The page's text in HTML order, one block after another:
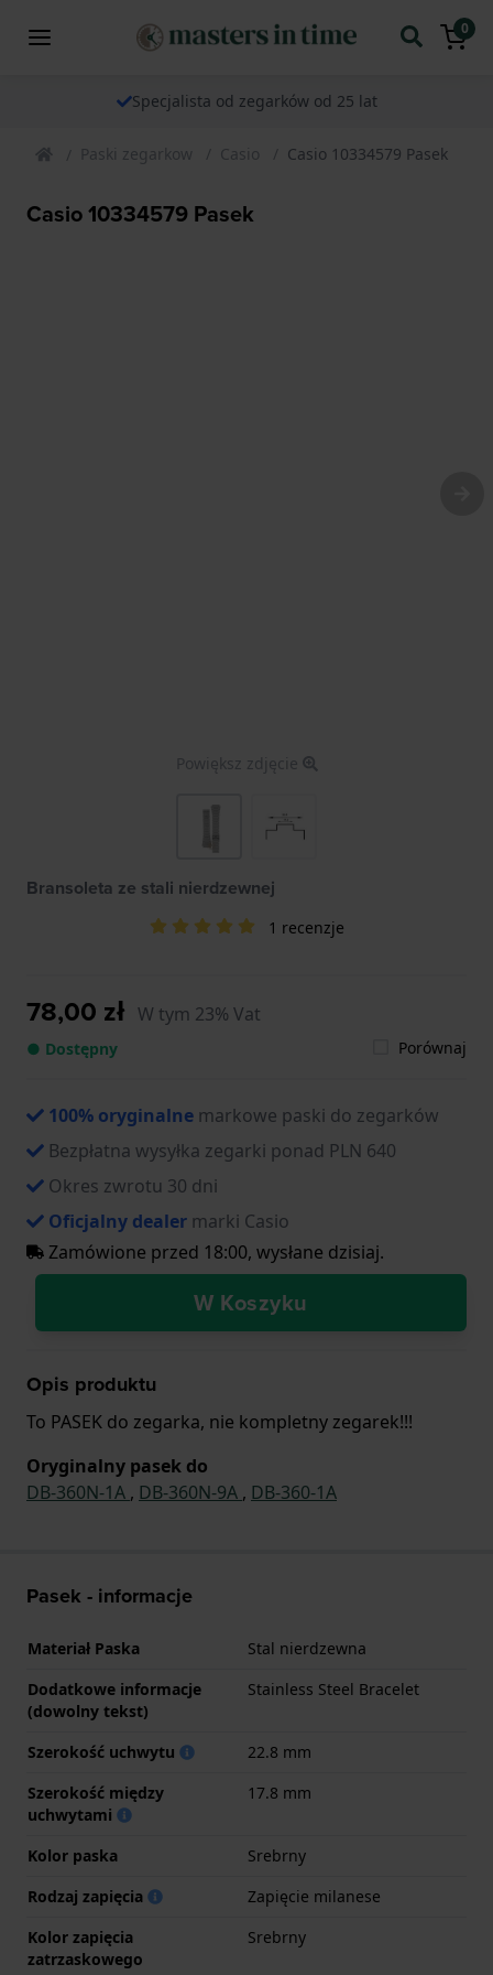
0
Specjalista od zegarków od 25 lat
Paski zegarkow Casio Casio 10334579 Pasek
Casio 10334579 Pasek
Powiększ zdjęcie
Bransoleta ze stali nierdzewnej
1 recenzje
78,00 zł W tym 23% Vat
● Dostępny Porównaj
100% oryginalne markowe paski do zegarków
Bezpłatna wysyłka zegarki ponad PLN 640
Okres zwrotu 30 dni
Oficjalny dealer marki Casio
Zamówione przed 18:00, wysłane dzisiaj.
W Koszyku
Opis produktu
To PASEK do zegarka, nie kompletny zegarek!!!
Oryginalny pasek do
DB-360N-1A , DB-360N-9A , DB-360-1A
Pasek - informacje
Materiał Paska
Stal nierdzewna
Dodatkowe informacje
(dowolny tekst)
Stainless Steel Bracelet
Szerokość uchwytu
22.8 mm
Szerokość między
uchwytami
17.8 mm
Kolor paska
Srebrny
Rodzaj zapięcia
Zapięcie milanese
Kolor zapięcia
zatrzaskowego
Srebrny